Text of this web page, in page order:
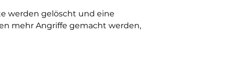
werden gelöscht und eine
mehr Angriffe gemacht werden,